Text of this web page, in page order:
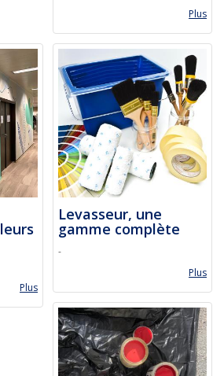
Plus
Plus
Levasseur, une
gamme complète
-
Plus